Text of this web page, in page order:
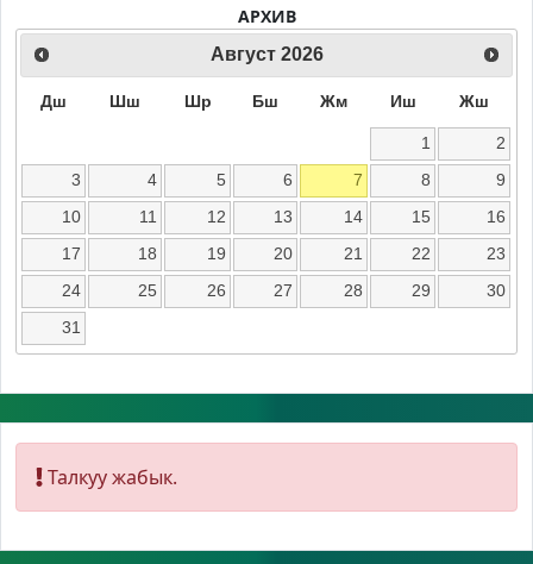
АРХИВ
Август 2026
Дш Шш Шр Бш Жм Иш Жш
1
2
3
4 5 6 7 8
9
10
11 12 13 14 15
16
17
18 19 20 21 22
23
24
25 26 27 28 29
30
31
Талкуу жабык.